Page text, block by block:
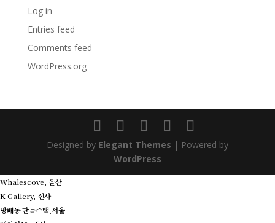
Log in
Entries feed
Comments feed
WordPress.org
Designed by Elegant Themes | Powered by
WordPress
Whalescove, 울산
K Gallery, 신사
방배동 단독주택,서울